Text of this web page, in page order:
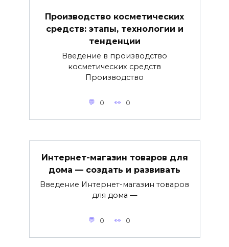
Производство косметических
средств: этапы, технологии и
тенденции
Введение в производство
косметических средств
Производство
0 0
Интернет-магазин товаров для
дома — создать и развивать
Введение Интернет-магазин товаров
для дома —
0 0